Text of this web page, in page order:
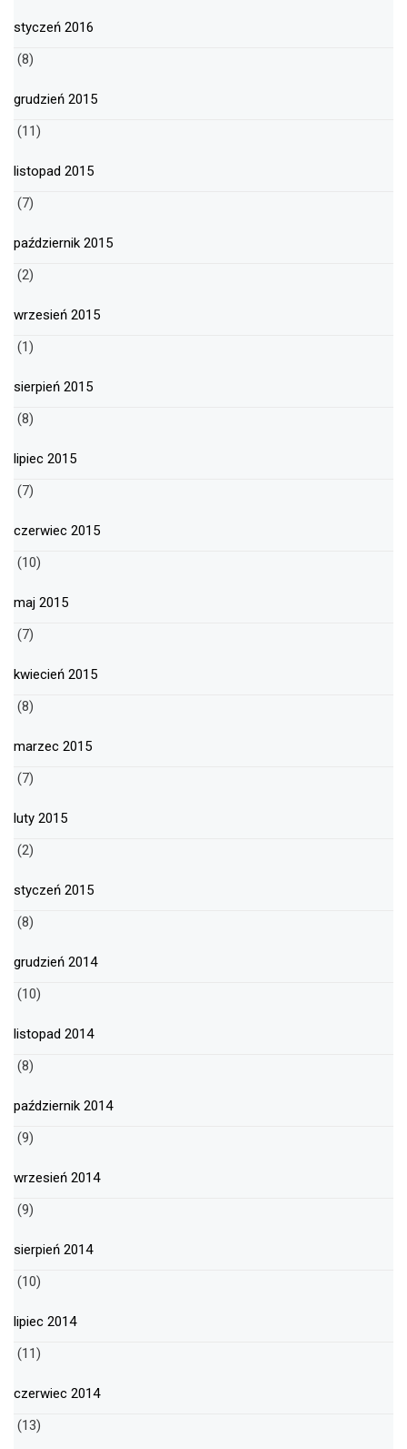
styczeń 2016
(8)
grudzień 2015
(11)
listopad 2015
(7)
październik 2015
(2)
wrzesień 2015
(1)
sierpień 2015
(8)
lipiec 2015
(7)
czerwiec 2015
(10)
maj 2015
(7)
kwiecień 2015
(8)
marzec 2015
(7)
luty 2015
(2)
styczeń 2015
(8)
grudzień 2014
(10)
listopad 2014
(8)
październik 2014
(9)
wrzesień 2014
(9)
sierpień 2014
(10)
lipiec 2014
(11)
czerwiec 2014
(13)